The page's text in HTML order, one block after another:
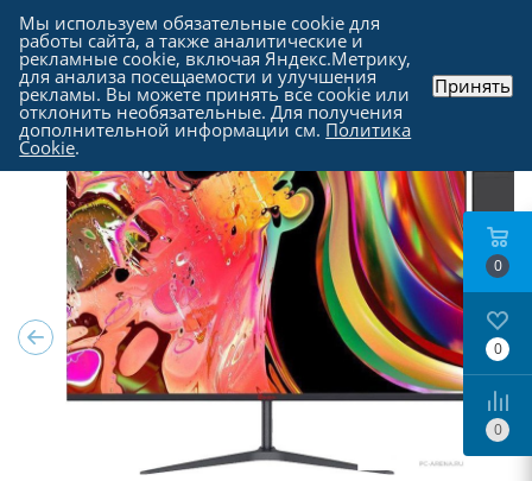
Каталог - Мониторы
0
0
0
Мы используем обязательные cookie для
работы сайта, а также аналитические и
рекламные cookie, включая Яндекс.Метрику,
для анализа посещаемости и улучшения
рекламы. Вы можете принять все cookie или
отклонить необязательные. Для получения
дополнительной информации см. Политика
Cookie.
Принять